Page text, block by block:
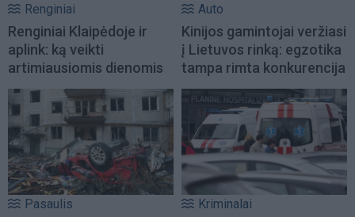
Renginiai
Renginiai Klaipėdoje ir
aplink: ką veikti
artimiausiomis dienomis
Auto
Kinijos gamintojai veržiasi
į Lietuvos rinką: egzotika
tampa rimta konkurencija
Pasaulis Kriminalai